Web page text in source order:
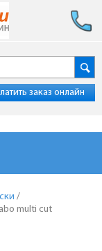
заказ онлайн
/
multi cut